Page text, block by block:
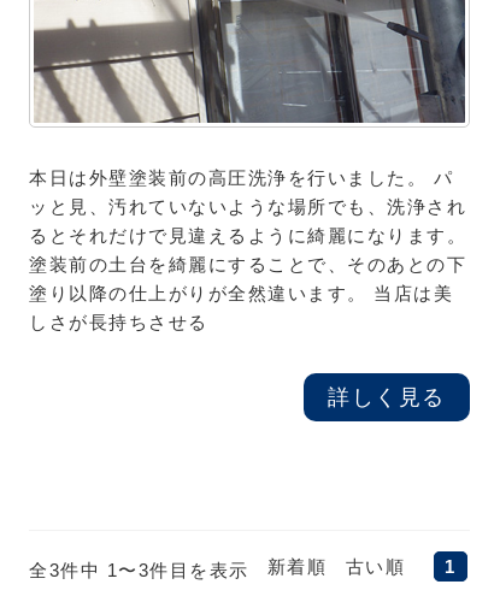
本日は外壁塗装前の高圧洗浄を行いました。 パ
ッと見、汚れていないような場所でも、洗浄され
るとそれだけで見違えるように綺麗になります。
塗装前の土台を綺麗にすることで、そのあとの下
塗り以降の仕上がりが全然違います。 当店は美
しさが長持ちさせる
詳しく見る
1
全3件中 1〜3件目を表示 新着順 古い順